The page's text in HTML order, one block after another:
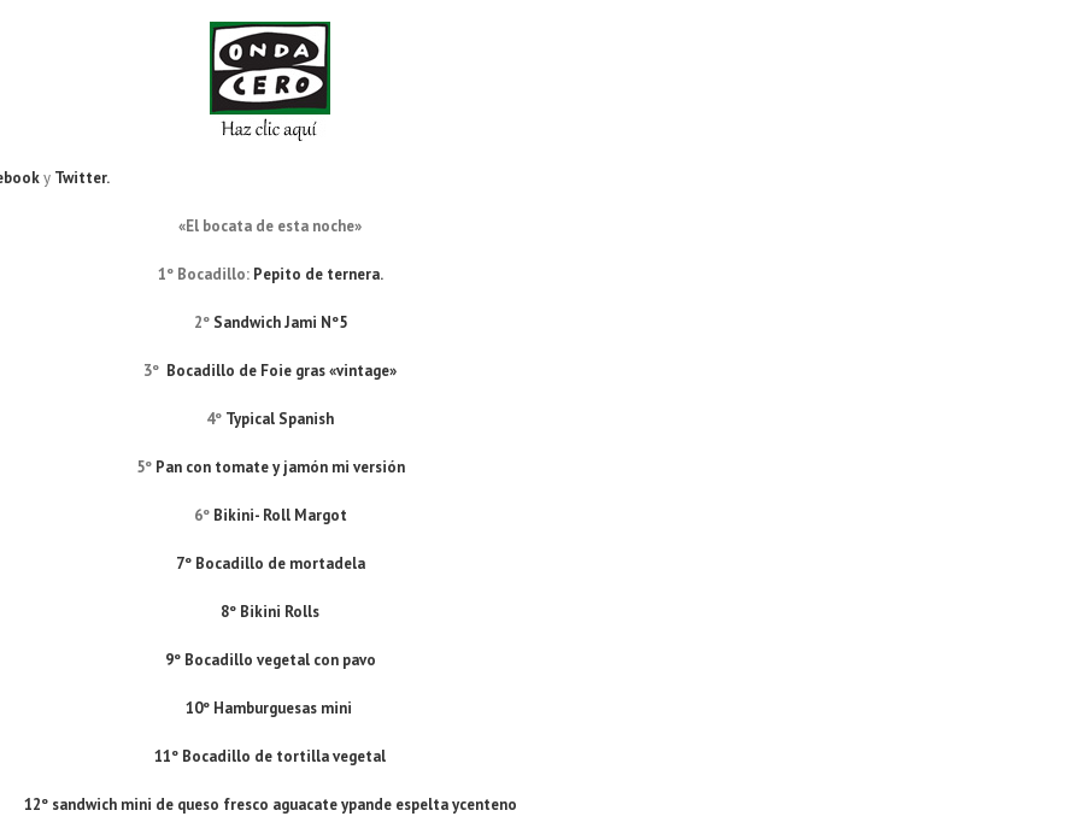
y Twitter.
«El bocata de esta noche»
1º Bocadillo: Pepito de ternera.
2º Sandwich Jami Nº5
3º Bocadillo de Foie gras «vintage»
4º Typical Spanish
5º Pan con tomate y jamón mi versión
6º Bikini- Roll Margot
7º Bocadillo de mortadela
8º Bikini Rolls
9º Bocadillo vegetal con pavo
10º Hamburguesas mini
11º Bocadillo de tortilla vegetal
12º sandwich mini de queso fresco aguacate ypande espelta ycenteno